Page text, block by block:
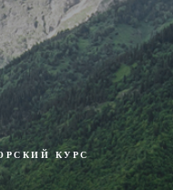
КУРС